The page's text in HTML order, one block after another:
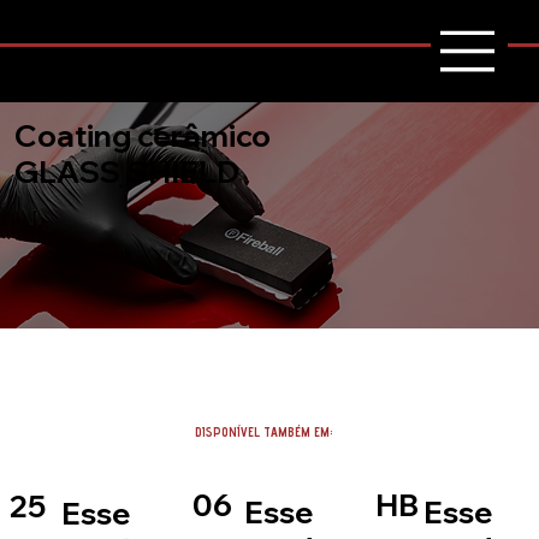
Coating cerâmico
GLASS SHIELD
25 Esse
06 Esse
HB Esse
DISPONÍVEL TAMBÉM EM: